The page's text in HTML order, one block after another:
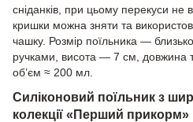
сніданків, при цьому перекуси не
кришки можна зняти та
чашку. Розмір поїльника —
ручками, висота — 7 см, довжина
об’єм ≈ 200 мл.
Силіконовий поїльник з
колекції «Перший прикорм»